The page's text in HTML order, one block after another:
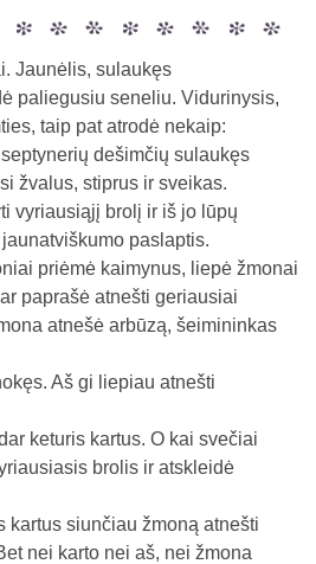
Jaunėlis, sulaukęs
paliegusiu seneliu. Vidurinysis,
taip pat atrodė nekaip:
dešimčių sulaukęs
žvalus, stiprus ir sveikas.
vyriausiąjį brolį ir iš jo lūpų
paslaptis.
priėmė kaimynus, liepė žmonai
paprašė atnešti geriausiai
atnešė arbūzą, šeimininkas
Aš gi liepiau atnešti
keturis kartus. O kai svečiai
brolis ir atskleidė
kartus siunčiau žmoną atnešti
nei karto nei aš, nei žmona